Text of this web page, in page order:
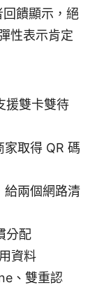
饋顯示，絕
性表示肯定
援雙卡雙待
取得 QR 碼
給兩個網路清
分配
資料
、雙重認